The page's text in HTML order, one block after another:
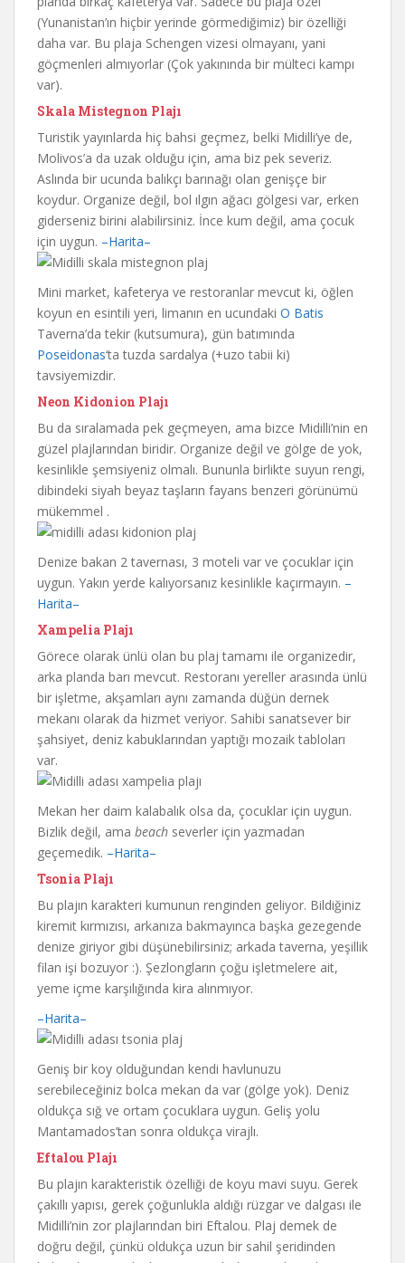
(Yunanistan’ın hiçbir yerinde görmediğimiz) bir özelliği
daha var. Bu plaja Schengen vizesi olmayanı, yani
göçmenleri almıyorlar (Çok yakınında bir mülteci kampı
var).
Skala Mistegnon Plajı
Turistik yayınlarda hiç bahsi geçmez, belki Midilli’ye de,
Molivos’a da uzak olduğu için, ama biz pek severiz.
Aslında bir ucunda balıkçı barınağı olan genişçe bir
koydur. Organize değil, bol ılgın ağacı gölgesi var, erken
giderseniz birini alabilirsiniz. İnce kum değil, ama çocuk
için uygun. –Harita–
Mini market, kafeterya ve restoranlar mevcut ki, öğlen
koyun en esintili yeri, limanın en ucundaki O Batis
Taverna’da tekir (kutsumura), gün batımında
Poseidonas‘ta tuzda sardalya (+uzo tabii ki)
tavsiyemizdir.
Neon Kidonion Plajı
Bu da sıralamada pek geçmeyen, ama bizce Midilli’nin en
güzel plajlarından biridir. Organize değil ve gölge de yok,
kesinlikle şemsiyeniz olmalı. Bununla birlikte suyun rengi,
dibindeki siyah beyaz taşların fayans benzeri görünümü
mükemmel .
Denize bakan 2 tavernası, 3 moteli var ve çocuklar için
uygun. Yakın yerde kalıyorsanız kesinlikle kaçırmayın. –
Harita–
Xampelia Plajı
Görece olarak ünlü olan bu plaj tamamı ile organizedir,
arka planda barı mevcut. Restoranı yereller arasında ünlü
bir işletme, akşamları aynı zamanda düğün dernek
mekanı olarak da hizmet veriyor. Sahibi sanatsever bir
şahsiyet, deniz kabuklarından yaptığı mozaik tabloları
var.
Mekan her daim kalabalık olsa da, çocuklar için uygun.
Bizlik değil, ama beach severler için yazmadan
geçemedik. –Harita–
Tsonia Plajı
Bu plajın karakteri kumunun renginden geliyor. Bildiğiniz
kiremit kırmızısı, arkanıza bakmayınca başka gezegende
denize giriyor gibi düşünebilirsiniz; arkada taverna, yeşillik
filan işi bozuyor :). Şezlongların çoğu işletmelere ait,
yeme içme karşılığında kira alınmıyor.
–Harita–
Geniş bir koy olduğundan kendi havlunuzu
serebileceğiniz bolca mekan da var (gölge yok). Deniz
oldukça sığ ve ortam çocuklara uygun. Geliş yolu
Mantamados’tan sonra oldukça virajlı.
Eftalou Plajı
Bu plajın karakteristik özelliği de koyu mavi suyu. Gerek
çakıllı yapısı, gerek çoğunlukla aldığı rüzgar ve dalgası ile
Midilli’nin zor plajlarından biri Eftalou. Plaj demek de
doğru değil, çünkü oldukça uzun bir sahil şeridinden